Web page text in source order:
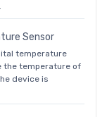
Sensor
temperature
the temperature of
device is